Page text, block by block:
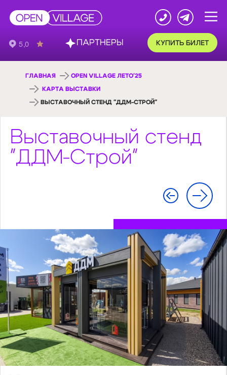
КУПИТЬ БИЛЕТ
ГЛАВНАЯ OPEN VILLAGE ЛЕТО'25
КАРТА ВЫСТАВКИ
ВЫСТАВОЧНЫЙ СТЕНД "ДДМ-СТРОЙ"
Выставочный стенд
"ДДМ-Строй"